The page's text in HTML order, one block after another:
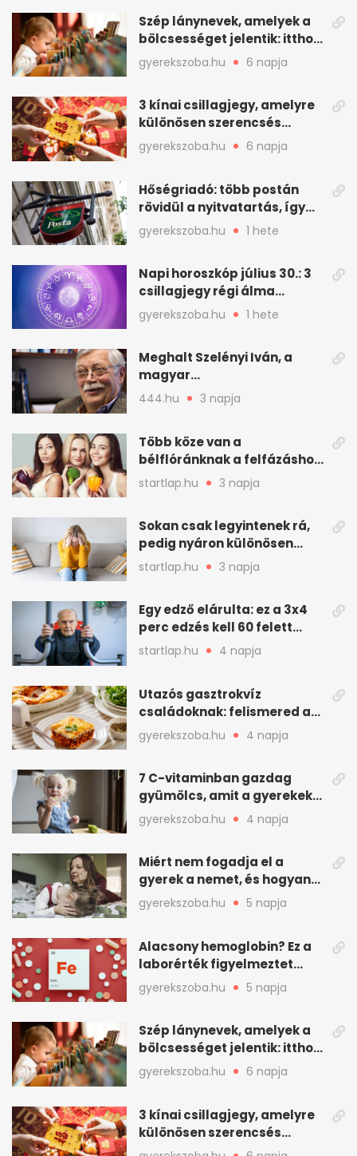
Szép lánynevek, amelyek a
bölcsességet jelentik: itthon
is adhatók
gyerekszoba.hu 6 napja
3 kínai csillagjegy, amelyre
különösen szerencsés
augusztus vár
gyerekszoba.hu 6 napja
Hőségriadó: több postán
rövidül a nyitvatartás, így
intézkedik a Magyar Posta
gyerekszoba.hu 1 hete
Napi horoszkóp július 30.: 3
csillagjegy régi álma
teljesülhet
gyerekszoba.hu 1 hete
Meghalt Szelényi Iván, a
magyar
társadalomtudomány
meghatározó alakja
444.hu 3 napja
Több köze van a
bélflóránknak a felfázáshoz,
mint hinnénk – Így védhetjük
nyáron a húgyutakat (x)
startlap.hu 3 napja
Sokan csak legyintenek rá,
pedig nyáron különösen
gyakran jelentkezik ez a
kellemetlen betegség
startlap.hu 3 napja
Egy edző elárulta: ez a 3x4
perc edzés kell 60 felett
mindenkinek
startlap.hu 4 napja
Utazós gasztrokvíz
családoknak: felismered az
asadót és társait?
gyerekszoba.hu 4 napja
7 C-vitaminban gazdag
gyümölcs, amit a gyerekek
is szívesen megesznek
gyerekszoba.hu 4 napja
Miért nem fogadja el a
gyerek a nemet, és hogyan
mondd ki jól?
gyerekszoba.hu 5 napja
Alacsony hemoglobin? Ez a
laborérték figyelmeztet
vashiányra
gyerekszoba.hu 5 napja
Szép lánynevek, amelyek a
bölcsességet jelentik: itthon
is adhatók
gyerekszoba.hu 6 napja
3 kínai csillagjegy, amelyre
különösen szerencsés
augusztus vár